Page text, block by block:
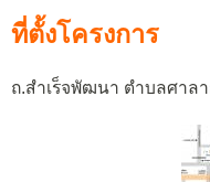
ที่ตั้งโครงการ
ถ.สำเร็จพัฒนา ตำบลศาล